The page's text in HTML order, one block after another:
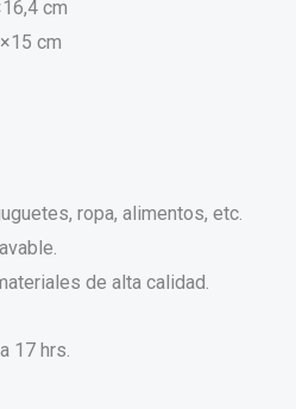
cm
cm
ropa, alimentos, etc.
de alta calidad.
17 hrs.